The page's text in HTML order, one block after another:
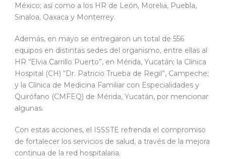
México; así como a los HR de León, Morelia, Puebla,
Sinaloa, Oaxaca y Monterrey.
Además, en mayo se entregaron un total de 556
equipos en distintas sedes del organismo, entre ellas al
HR “Elvia Carrillo Puerto”, en Mérida, Yucatán; la Clínica
Hospital (CH) “Dr. Patricio Trueba de Regil”, Campeche;
y la Clínica de Medicina Familiar con Especialidades y
Quirófano (CMFEQ) de Mérida, Yucatán, por mencionar
algunas.
Con estas acciones, el ISSSTE refrenda el compromiso
de fortalecer los servicios de salud, a través de la mejora
continua de la red hospitalaria.